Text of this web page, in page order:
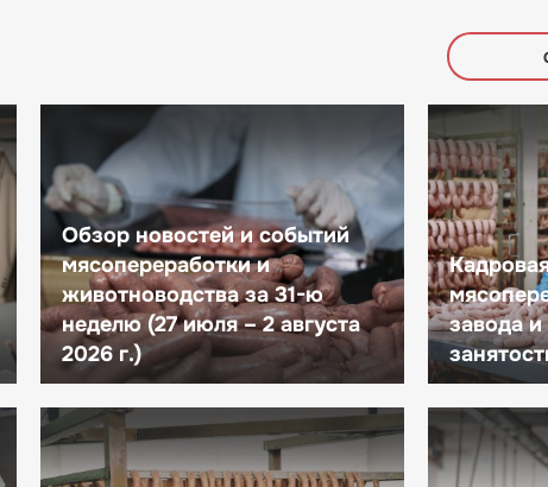
Обзор новостей и событий
мясопереработки и
животноводства за 31-ю
неделю (27 июля – 2 августа
2026 г.)
завода